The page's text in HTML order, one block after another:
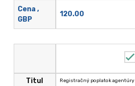
Cena ,
GBP
120.00
Titul Registračný poplatok agentúry